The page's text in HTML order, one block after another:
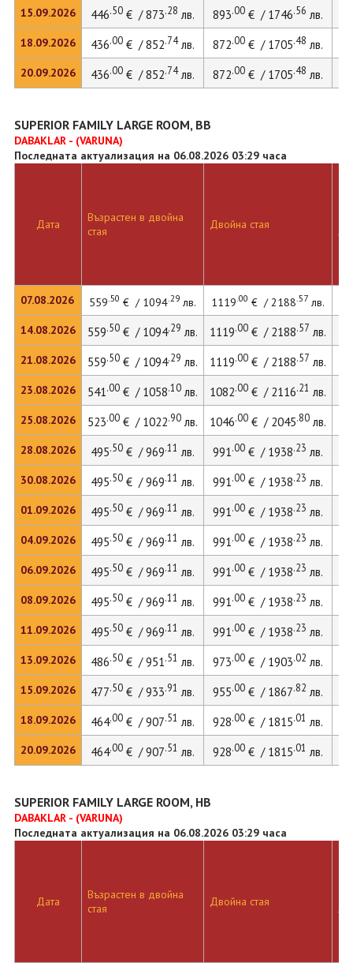
15.09.2026
18.09.2026
20.09.2026
446.50€ / 873.28 лв. 893.00€ / 1746.56 лв.
436.00€ / 852.74лв. 872.00€ / 1705.48 лв.
436.00€ / 852.74лв. 872.00€ / 1705.48 лв.
SUPERIOR FAMILY LARGE ROOM, BB
DABAKLAR - (VARUNA)
Последната актуализация на 06.08.2026 03:29 часа
Дата
07.08.2026
14.08.2026
21.08.2026
23.08.2026
25.08.2026
28.08.2026
30.08.2026
01.09.2026
04.09.2026
06.09.2026
08.09.2026
11.09.2026
13.09.2026
15.09.2026
18.09.2026
20.09.2026
Възрастен в двойна
стая
Двойна стая
559.50 € / 1094.29лв. 1119.00 € / 2188.57 лв.
559.50€ / 1094.29 лв. 1119.00€ / 2188.57 лв.
559.50€ / 1094.29 лв. 1119.00€ / 2188.57 лв.
541.00€ / 1058.10лв. 1082.00€ / 2116.21 лв.
523.00€ / 1022.90лв. 1046.00€ / 2045.80лв.
495.50€ / 969.11 лв. 991.00€ / 1938.23 лв.
495.50€ / 969.11 лв. 991.00€ / 1938.23 лв.
495.50€ / 969.11 лв. 991.00€ / 1938.23 лв.
495.50€ / 969.11 лв. 991.00€ / 1938.23 лв.
495.50€ / 969.11 лв. 991.00€ / 1938.23 лв.
495.50€ / 969.11 лв. 991.00€ / 1938.23 лв.
495.50€ / 969.11 лв. 991.00€ / 1938.23 лв.
486.50€ / 951.51 лв. 973.00€ / 1903.02 лв.
477.50€ / 933.91 лв. 955.00€ / 1867.82 лв.
464.00€ / 907.51 лв. 928.00€ / 1815.01 лв.
464.00€ / 907.51 лв. 928.00€ / 1815.01 лв.
SUPERIOR FAMILY LARGE ROOM, HB
DABAKLAR - (VARUNA)
Последната актуализация на 06.08.2026 03:29 часа
Дата
Възрастен в двойна
стая
Двойна стая